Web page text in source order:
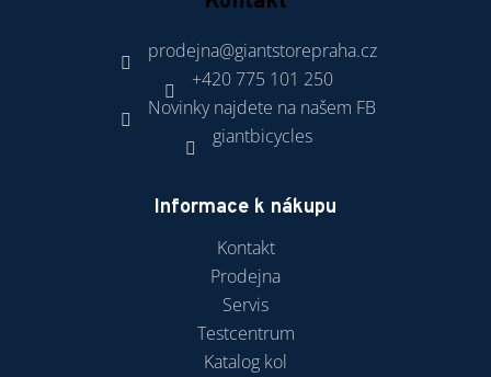
prodejna@giantstorepraha.cz
+420 775 101 250
Novinky najdete na našem FB
giantbicycles
Informace k nákupu
Kontakt
Prodejna
Servis
Testcentrum
Katalog kol